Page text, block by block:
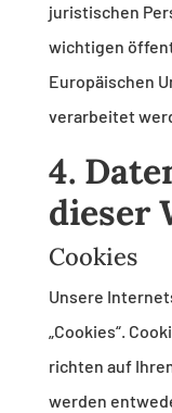
juristischen
wichtigen
Europäischen
verarbeitet
4.
dieser
Cookies
Unsere
„Cookies“.
richten auf
werden